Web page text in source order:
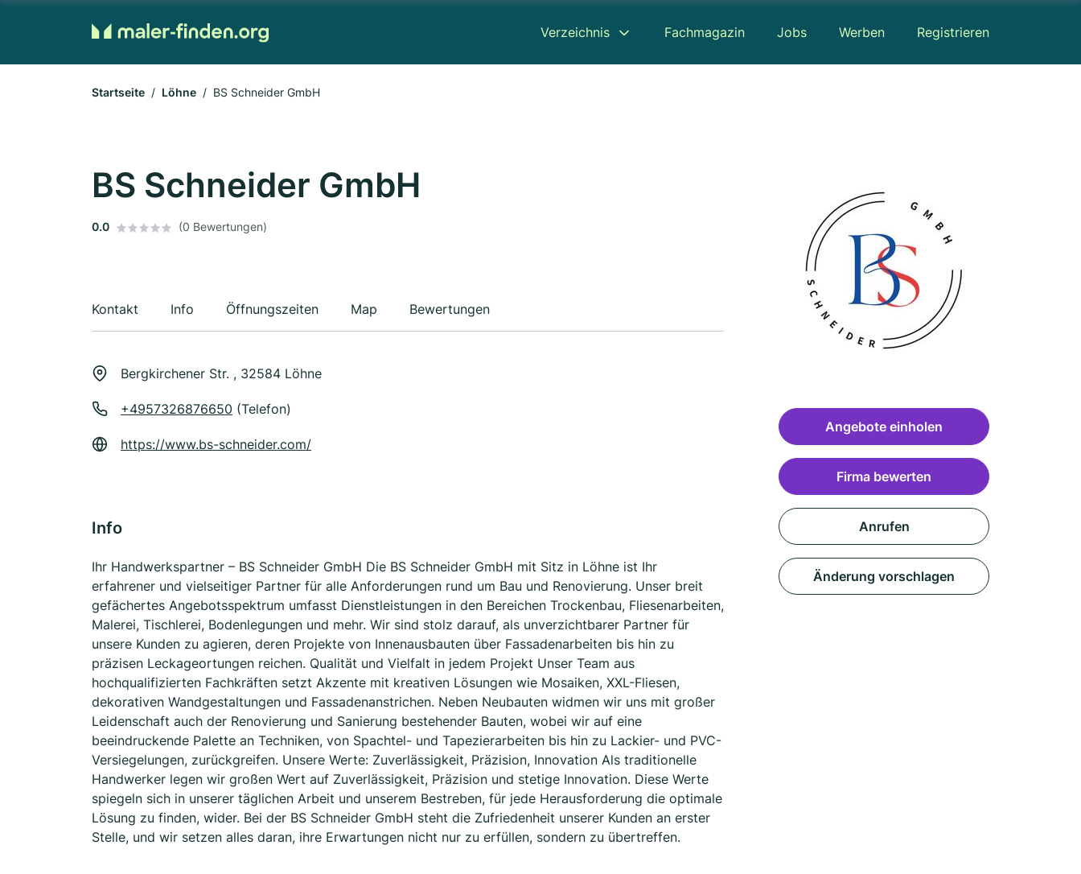
Verzeichnis Fachmagazin Jobs Werben Registrieren
Startseite Löhne BS Schneider GmbH
BS Schneider GmbH
0.0 (0 Bewertungen)
Kontakt Info Öffnungszeiten Map Bewertungen
Bergkirchener Str. , 32584 Löhne
+4957326876650 (Telefon)
https://www.bs-schneider.com/
Info
Ihr Handwerkspartner – BS Schneider GmbH Die BS Schneider GmbH mit Sitz in Löhne ist Ihr
erfahrener und vielseitiger Partner für alle Anforderungen rund um Bau und Renovierung. Unser breit
gefächertes Angebotsspektrum umfasst Dienstleistungen in den Bereichen Trockenbau, Fliesenarbeiten,
Malerei, Tischlerei, Bodenlegungen und mehr. Wir sind stolz darauf, als unverzichtbarer Partner für
unsere Kunden zu agieren, deren Projekte von Innenausbauten über Fassadenarbeiten bis hin zu
präzisen Leckageortungen reichen. Qualität und Vielfalt in jedem Projekt Unser Team aus
hochqualifizierten Fachkräften setzt Akzente mit kreativen Lösungen wie Mosaiken, XXL-Fliesen,
dekorativen Wandgestaltungen und Fassadenanstrichen. Neben Neubauten widmen wir uns mit großer
Leidenschaft auch der Renovierung und Sanierung bestehender Bauten, wobei wir auf eine
beeindruckende Palette an Techniken, von Spachtel- und Tapezierarbeiten bis hin zu Lackier- und PVC-
Versiegelungen, zurückgreifen. Unsere Werte: Zuverlässigkeit, Präzision, Innovation Als traditionelle
Handwerker legen wir großen Wert auf Zuverlässigkeit, Präzision und stetige Innovation. Diese Werte
spiegeln sich in unserer täglichen Arbeit und unserem Bestreben, für jede Herausforderung die optimale
Lösung zu finden, wider. Bei der BS Schneider GmbH steht die Zufriedenheit unserer Kunden an erster
Stelle, und wir setzen alles daran, ihre Erwartungen nicht nur zu erfüllen, sondern zu übertreffen.
Angebote einholen
Firma bewerten
Anrufen
Änderung vorschlagen